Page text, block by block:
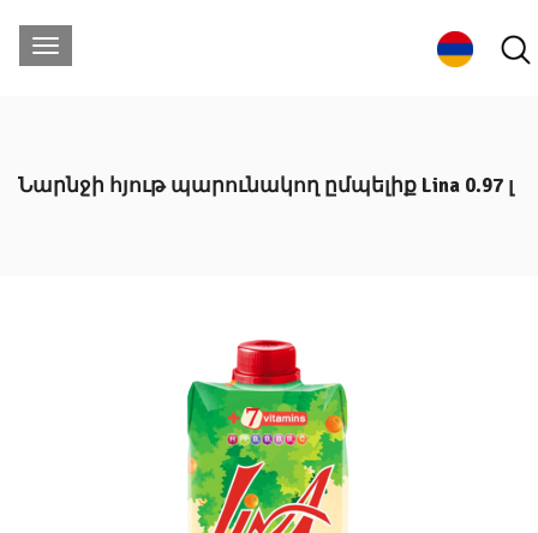
Նարնջի հյութ պարունակող ըմպելիք Lina 0.97 լ